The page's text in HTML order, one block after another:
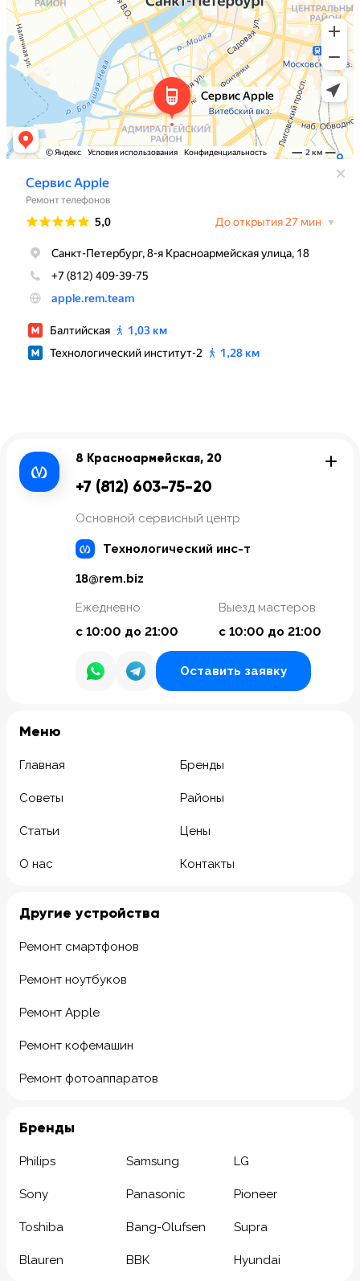
8 Красноармейская, 20
+7 (812) 603-75-20
Основной сервисный центр
Технологический инс-т
18@rem.biz
Ежедневно
с 10:00 до 21:00
Выезд мастеров
с 10:00 до 21:00
Оставить заявку
Meню
Главная Бренды
Советы Районы
Статьи Цены
О нас Контакты
Другие устройства
Ремонт смартфонов
Ремонт ноутбуков
Ремонт Apple
Ремонт кофемашин
Ремонт фотоаппаратов
Бренды
Philips Samsung LG
Sony Panasonic Pioneer
Toshiba Bang-Olufsen Supra
Blauren BBK Hyundai